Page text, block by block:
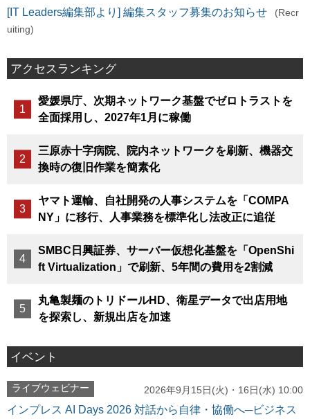
[IT Leaders編集部より] 編集スタッフ募集のお知らせ
(Recr
uiting)
アクセスランキング
愛媛県庁、次期ネットワーク基盤でゼロトラストを
全面採用し、2027年1月に稼働
三原赤十字病院、院内ネットワークを刷新、機器交
換時の復旧作業を簡素化
ヤマト運輸、自社開発の人事システムを「COMPA
NY」に移行、人事業務を標準化し法改正に追従
SMBC日興証券、サーバー仮想化基盤を「OpenShi
ft Virtualization」で刷新、5年間の費用を2割減
丸亀製麺のトリドールHD、衛星データで出店用地
を探索し、新規出店を加速
イベント
ライブウェビナー 2026年9月15日(火)・16日(水) 10:00
インプレス AI Days 2026 対話から自律・協働へ─ビジネス